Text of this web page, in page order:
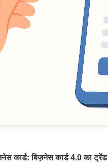
कार्ड: बिज़नेस कार्ड 4.0 का ट्रेंड